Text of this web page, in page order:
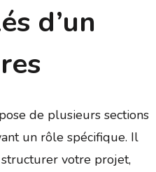
d’un
de plusieurs sections
un rôle spécifique. Il
votre projet,